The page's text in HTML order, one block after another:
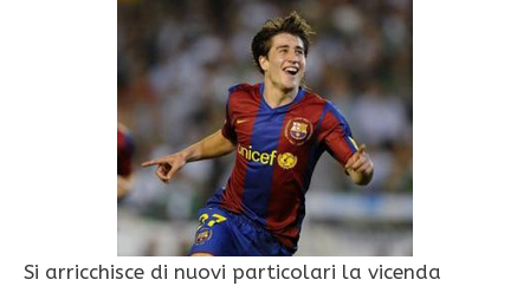
Si arricchisce di nuovi particolari la vicenda